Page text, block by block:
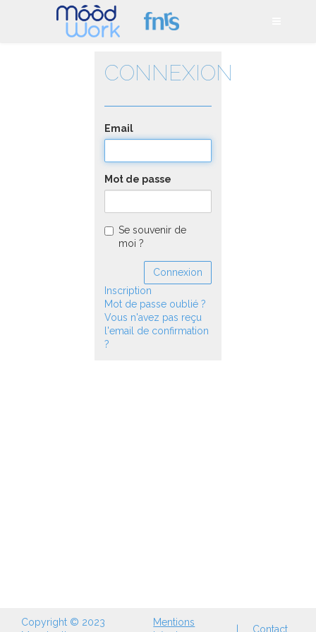
CONNEXION
Email
Mot de passe
Se souvenir de
moi ?
Inscription
Mot de passe oublié ?
Vous n'avez pas reçu
l'email de confirmation
?
Copyright © 2023
Mentions
Contact